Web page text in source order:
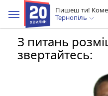
Пишеш ти!
Тернопіль
З питань
звертайтесь: